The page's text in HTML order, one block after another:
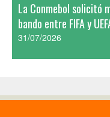
La Conmebol solicitó
bando entre FIFA y
31/07/2026